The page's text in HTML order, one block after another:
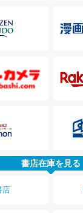
書店在庫を見る
店